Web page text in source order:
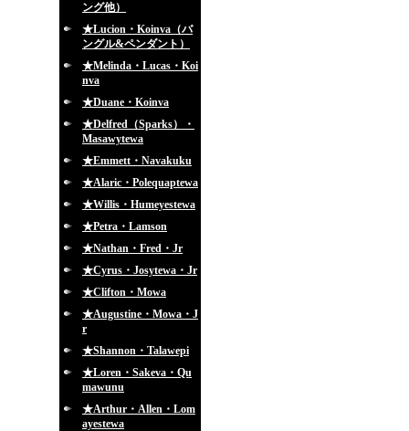
ング他）
★Lucion・Koinva（バ
ングル&ペンダント）
★Melinda・Lucas・Koi
nva
★Duane・Koinva
★Delfred（Sparks）・
Masawytewa
★Emmett・Navakuku
★Alaric・Polequaptewa
★Willis・Humeyestewa
★Petra・Lamson
★Nathan・Fred・Jr
★Cyrus・Josytewa・Jr
★Clifton・Mowa
★Augustine・Mowa・J
r
★Shannon・Talawepi
★Loren・Sakeva・Qu
mawunu
★Arthur・Allen・Lom
ayestewa